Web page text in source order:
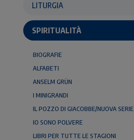
LITURGIA
SPIRITUALITÀ
BIOGRAFIE
ALFABETI
ANSELM GRÜN
I MINIGRANDI
IL POZZO DI GIACOBBE/NUOVA SERIE
IO SONO POLVERE
LIBRI PER TUTTE LE STAGIONI